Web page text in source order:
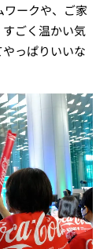
ークや、ご家
ごく温かい気
っぱりいいな